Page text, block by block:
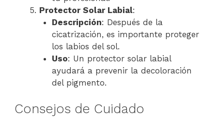
Protector Solar Labial:
Descripción: Después de la
cicatrización, es importante proteger
los labios del sol.
Uso: Un protector solar labial
ayudará a prevenir la decoloración
del pigmento.
Consejos de Cuidado